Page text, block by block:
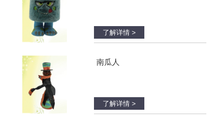
了解详情 >
南瓜人
了解详情 >